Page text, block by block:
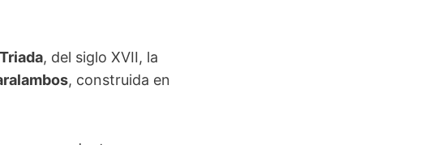
, del siglo XVII, la
, construida en